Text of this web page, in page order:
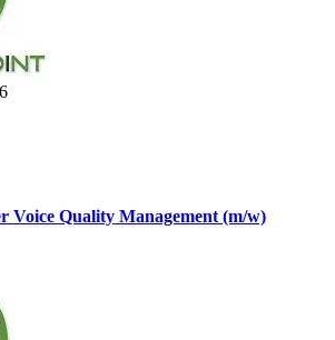
Voice Quality Management (m/w)